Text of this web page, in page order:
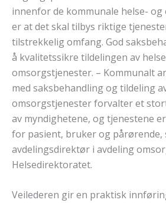
innenfor de kommunale helse-
er at det skal tilbys riktige
tilstrekkelig omfang. God
å kvalitetssikre tildelingen av
omsorgstjenester. – Kommunalt
med saksbehandling og tildeling
omsorgstjenester forvalter et
av myndighetene, og tjenestene
for pasient, bruker og pårørende,
avdelingsdirektør i avdeling
Helsedirektoratet.
Veilederen gir en praktisk